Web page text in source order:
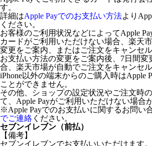
す。
詳細はApple Payでのお支払い方法より
ください。
お客様のご利用状況などによってApple
カードがご利用いただけない場合、楽天
変更をご案内、またはご注文をキャンセル
お支払い方法の変更をご案内後、7日間変
合、楽天市場が自動でご注文をキャンセル
iPhone以外の端末からのご購入時はApple
ことができません。
その他、ショップの設定状況やご注文時
て、Apple Payがご利用いただけない場合
※Apple Payでのお支払いに関するお問い
でご連絡 ください。
セブンイレブン（前払）
【備考】
セブンイレブンでお支払いいただけます。